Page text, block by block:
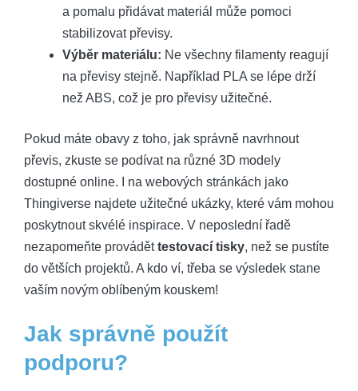
a pomalu přidávat materiál může pomoci
stabilizovat převisy.
Výběr materiálu: Ne všechny filamenty reagují
na převisy stejně. Například PLA se lépe drží
než ABS, což je pro převisy užitečné.
Pokud máte obavy z toho, jak správně navrhnout
převis, zkuste se podívat na různé 3D modely
dostupné online. I na webových stránkách jako
Thingiverse najdete užitečné ukázky, které vám mohou
poskytnout skvélé inspirace. V neposlední řadě
nezapomeňte prováděttestovací tisky, než se pustíte
do větších projektů. A kdo ví, třeba se výsledek stane
vaším novým oblíbeným kouskem!
Jak správně použít
podporu?